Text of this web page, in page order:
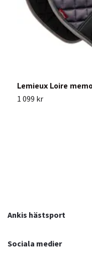
Lemieux Loire
1 099 kr
Ankis hästsport
Sociala medier